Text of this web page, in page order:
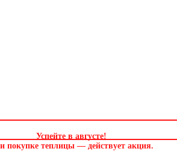
Успейте в августе!
покупке теплицы — действует акция.